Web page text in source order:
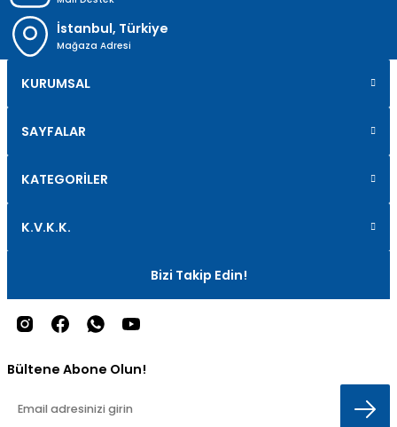
İstanbul, Türkiye
Mağaza Adresi
KURUMSAL
SAYFALAR
KATEGORİLER
K.V.K.K.
Bizi Takip Edin!
Bültene Abone Olun!